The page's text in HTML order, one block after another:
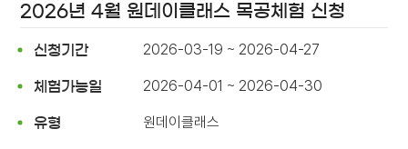
2026년 4월 원데이클래스 목공체험 신청
신청기간 2026-03-19 ~ 2026-04-27
체험가능일 2026-04-01 ~ 2026-04-30
유형 원데이클래스